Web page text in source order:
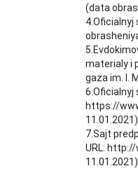
(data
4.Oficialnyj
materialy i
gaza im. I.
6.Oficialnyj
https://
11.01.2021)
7.Sajt
URL:
11.01.2021)